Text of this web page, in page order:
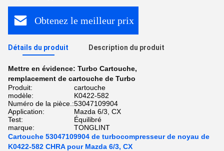
Obtenez le meilleur prix
Détails du produit Description du produit
Mettre en évidence: Turbo Cartouche,
remplacement de cartouche de Turbo
Produit:
cartouche
modèle:
K0422-582
Numéro de la pièce.:53047109904
Application:
Mazda 6/3, CX
Test:
Équilibré
marque:
TONGLINT
Cartouche 53047109904 de turbocompresseur de noyau de
K0422-582 CHRA pour Mazda 6/3, CX